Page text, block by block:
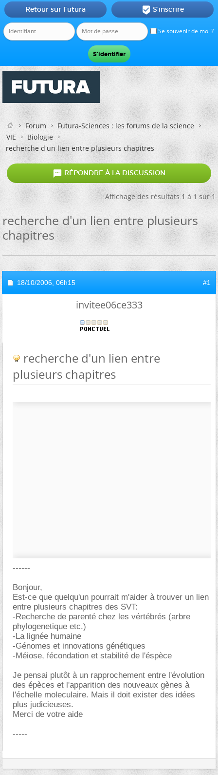
Se souvenir de moi ?
Retour sur Futura  S'inscrire
Forum
Futura-Sciences : les forums de la science
VIE
Biologie
recherche d'un lien entre plusieurs chapitres
 RÉPONDRE À LA DISCUSSION
Affichage des résultats 1 à 1 sur 1
recherche d'un lien entre plusieurs
chapitres
18/10/2006, 06h15 #1
invitee06ce333
recherche d'un lien entre
plusieurs chapitres
------
Bonjour,
Est-ce que quelqu'un pourrait m'aider à trouver un lien
entre plusieurs chapitres des SVT:
-Recherche de parenté chez les vértébrés (arbre
phylogenetique etc.)
-La lignée humaine
-Génomes et innovations génétiques
-Méiose, fécondation et stabilité de l'éspèce
Je pensai plutôt à un rapprochement entre l'évolution
des épèces et l'apparition des nouveaux gènes à
l'échelle moleculaire. Mais il doit exister des idées
plus judicieuses.
Merci de votre aide
-----